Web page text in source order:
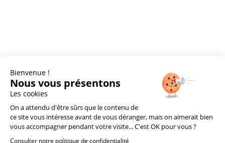
Bienvenue !
Nous vous présentons
Les cookies
On a attendu d'être sûrs que le contenu de
ce site vous intéresse avant de vous déranger, mais on aimerait bien
vous accompagner pendant votre visite... C'est OK pour vous ?
Consulter notre politique de confidentialité